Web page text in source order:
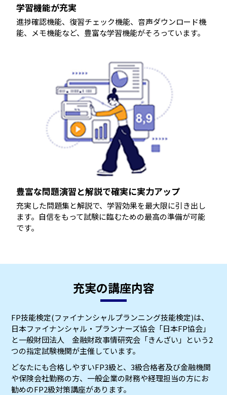
学習機能が充実
進捗確認機能、復習チェック機能、音声ダウンロード機
能、メモ機能など、豊富な学習機能がそろっています。
豊富な問題演習と解説で確実に実力アップ
充実した問題集と解説で、学習効果を最大限に引き出し
ます。自信をもって試験に臨むための最高の準備が可能
です。
充実の講座内容
FP技能検定(ファイナンシャルプランニング技能検定)は、
日本ファイナンシャル・プランナーズ協会「日本FP協会」
と一般財団法人 金融財政事情研究会「きんざい」という2
つの指定試験機関が主催しています。
どなたにも合格しやすいFP3級と、3級合格者及び金融機関
や保険会社勤務の方、一般企業の財務や経理担当の方にお
勧めのFP2級対策講座があります。